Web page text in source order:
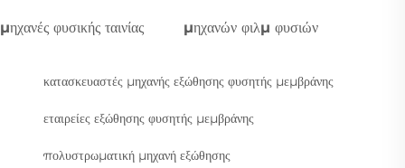
μηχανές φυσικής ταινίας μηχανών φιλμ φυσιών
κατασκευαστές μηχανής εξώθησης φυσητής μεμβράνης
εταιρείες εξώθησης φυσητής μεμβράνης
πολυστρωματική μηχανή εξώθησης